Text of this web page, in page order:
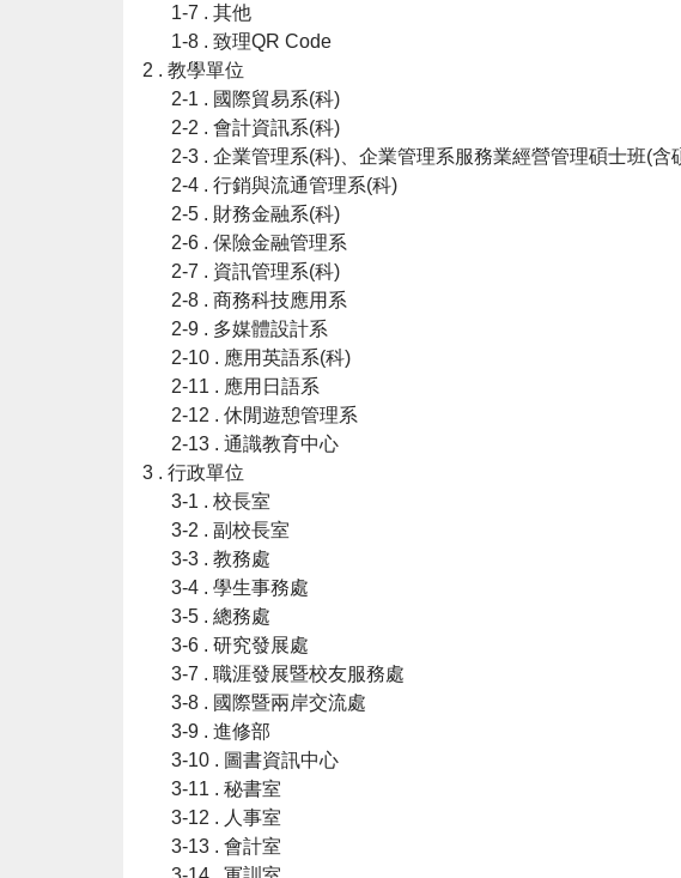
1-7 . 其他
1-8 . 致理QR Code
2 . 教學單位
2-1 . 國際貿易系(科)
2-2 . 會計資訊系(科)
2-3 . 企業管理系(科)、企業管理系服務業經營管理碩士班(含
2-4 . 行銷與流通管理系(科)
2-5 . 財務金融系(科)
2-6 . 保險金融管理系
2-7 . 資訊管理系(科)
2-8 . 商務科技應用系
2-9 . 多媒體設計系
2-10 . 應用英語系(科)
2-11 . 應用日語系
2-12 . 休閒遊憩管理系
2-13 . 通識教育中心
3 . 行政單位
3-1 . 校長室
3-2 . 副校長室
3-3 . 教務處
3-4 . 學生事務處
3-5 . 總務處
3-6 . 研究發展處
3-7 . 職涯發展暨校友服務處
3-8 . 國際暨兩岸交流處
3-9 . 進修部
3-10 . 圖書資訊中心
3-11 . 秘書室
3-12 . 人事室
3-13 . 會計室